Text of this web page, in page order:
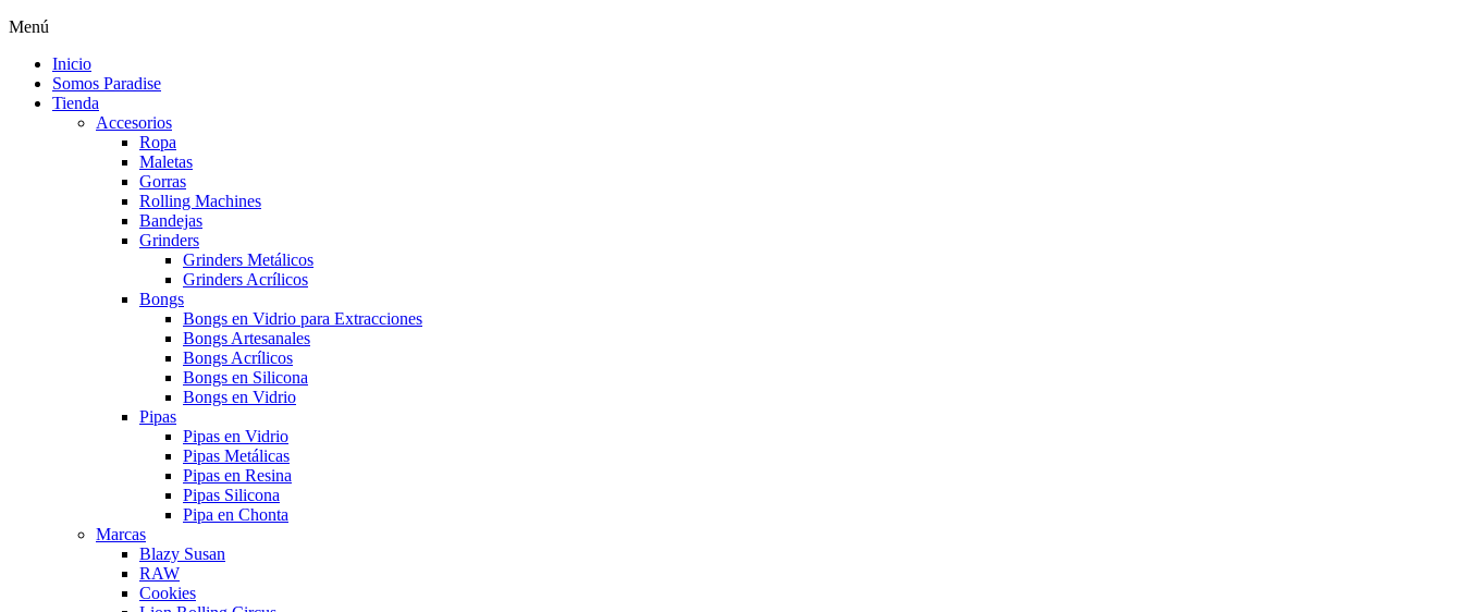
Menú
Inicio
Somos Paradise
Tienda
Accesorios
Ropa
Maletas
Gorras
Rolling Machines
Bandejas
Grinders
Grinders Metálicos
Grinders Acrílicos
Bongs
Bongs en Vidrio para Extracciones
Bongs Artesanales
Bongs Acrílicos
Bongs en Silicona
Bongs en Vidrio
Pipas
Pipas en Vidrio
Pipas Metálicas
Pipas en Resina
Pipas Silicona
Pipa en Chonta
Marcas
Blazy Susan
RAW
Cookies